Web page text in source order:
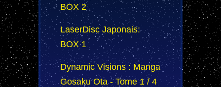
BOX 2
LaserDisc Japonais:
BOX 1
Dynamic Visions : Manga
Gosaku Ota - Tome 1 / 4